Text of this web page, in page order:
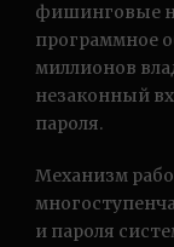
фишинговые
программное
миллионов
незаконный
пароля.
Механизм
и пароля